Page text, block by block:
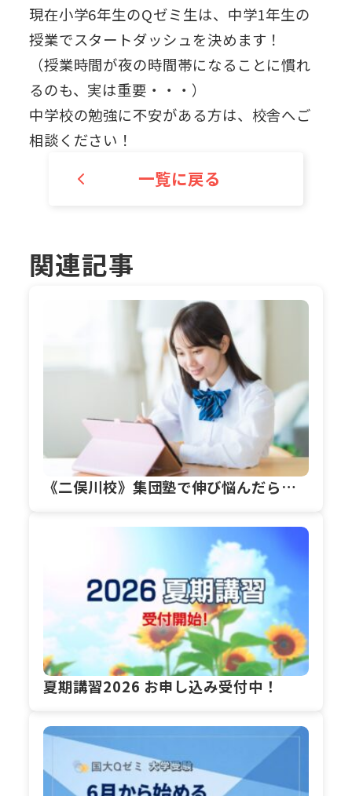
現在小学6年生のQゼミ生は、中学1年生の
授業でスタートダッシュを決めます！
（授業時間が夜の時間帯になることに慣れ
るのも、実は重要・・・）
中学校の勉強に不安がある方は、校舎へご
相談ください！
一覧に戻る
関連記事
《二俣川校》集団塾で伸び悩んだら…
夏期講習2026 お申し込み受付中！